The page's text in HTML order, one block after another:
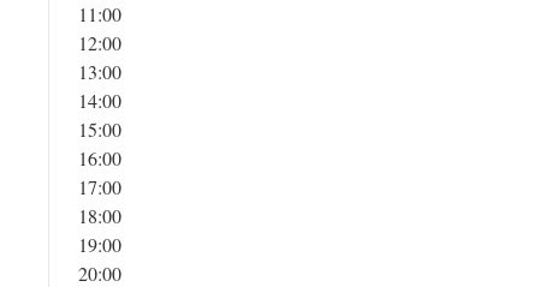
11:00
12:00
13:00
14:00
15:00
16:00
17:00
18:00
19:00
20:00